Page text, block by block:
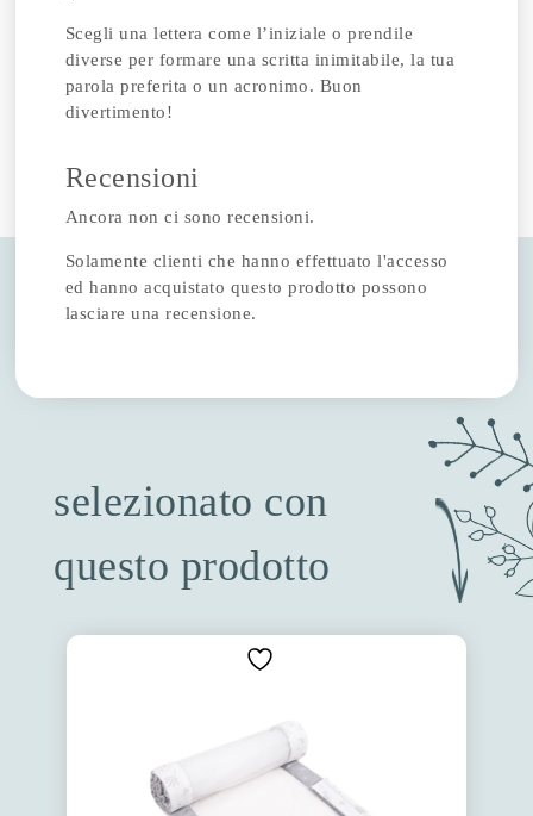
Scegli una lettera come l’iniziale o prendile
diverse per formare una scritta inimitabile, la tua
parola preferita o un acronimo. Buon
divertimento!
Recensioni
Ancora non ci sono recensioni.
Solamente clienti che hanno effettuato l'accesso
ed hanno acquistato questo prodotto possono
lasciare una recensione.
selezionato con
questo prodotto